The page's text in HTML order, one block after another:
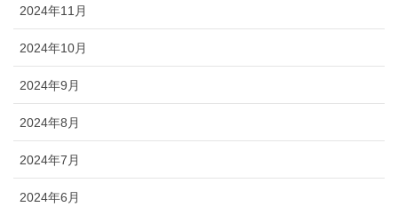
2024年11月
2024年10月
2024年9月
2024年8月
2024年7月
2024年6月